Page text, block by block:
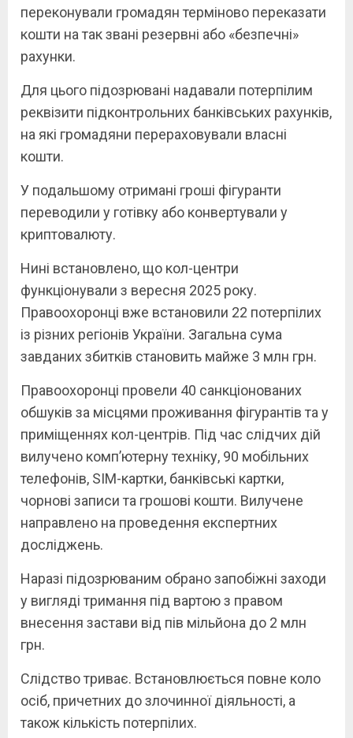
переконували громадян терміново переказати
кошти на так звані резервні або «безпечні»
рахунки.
Для цього підозрювані надавали потерпілим
реквізити підконтрольних банківських рахунків,
на які громадяни перераховували власні
кошти.
У подальшому отримані гроші фігуранти
переводили у готівку або конвертували у
криптовалюту.
Нині встановлено, що кол-центри
функціонували з вересня 2025 року.
Правоохоронці вже встановили 22 потерпілих
із різних регіонів України. Загальна сума
завданих збитків становить майже 3 млн грн.
Правоохоронці провели 40 санкціонованих
обшуків за місцями проживання фігурантів та у
приміщеннях кол-центрів. Під час слідчих дій
вилучено комп’ютерну техніку, 90 мобільних
телефонів, SIM-картки, банківські картки,
чорнові записи та грошові кошти. Вилучене
направлено на проведення експертних
досліджень.
Наразі підозрюваним обрано запобіжні заходи
у вигляді тримання під вартою з правом
внесення застави від пів мільйона до 2 млн
грн.
Слідство триває. Встановлюється повне коло
осіб, причетних до злочинної діяльності, а
також кількість потерпілих.